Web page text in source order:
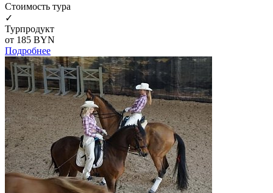
Cтоимость тура
✓
Турпродукт
от 185 BYN
Подробнее